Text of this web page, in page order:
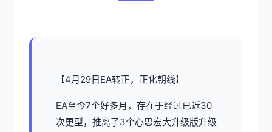
【4月29日EA转正，正化朝线】
EA至今7个好多月，存在于经过已近30
次更型，推离了3个心思宏大升级版升级